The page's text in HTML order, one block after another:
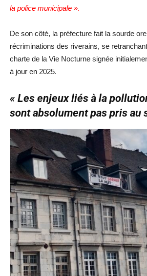
la police municipale ».
De son côté, la préfecture fait la sourde
récriminations des riverains, se
charte de la Vie Nocturne signée
à jour en 2025.
« Les enjeux liés à la
sont absolument pas pris au